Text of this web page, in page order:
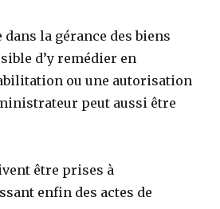
dans la gérance des biens
d’y remédier en
ou une autorisation
peut aussi être
être prises à
enfin des actes de